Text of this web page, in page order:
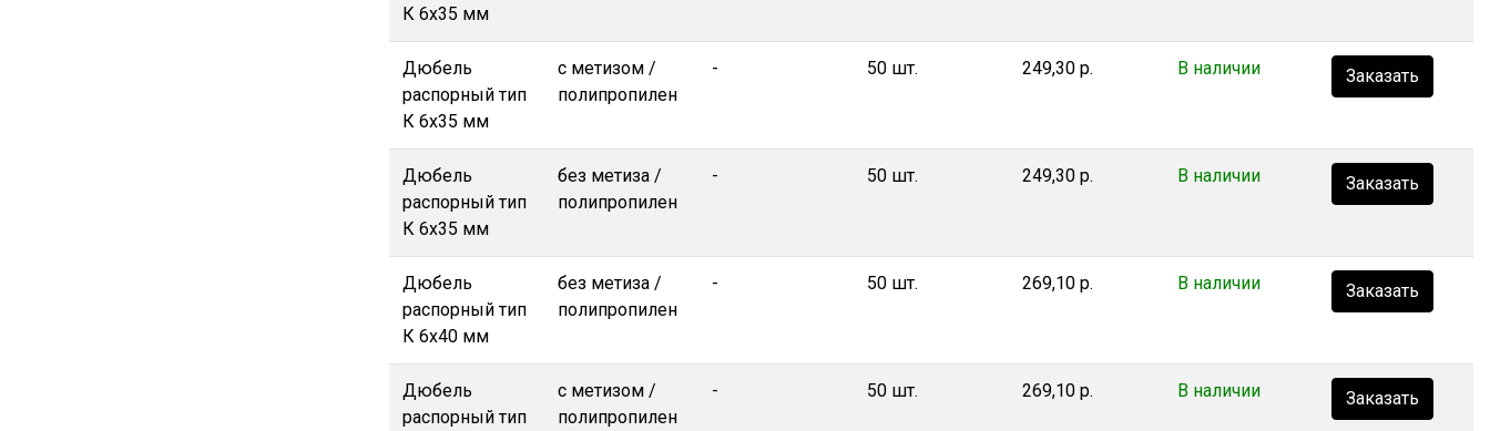
К 6х35 мм
Дюбель
распорный тип
К 6х35 мм
с метизом /
полипропилен
- 50 шт. 249,30 р. В наличии Заказать
Дюбель
распорный тип
К 6х35 мм
без метиза /
полипропилен
- 50 шт. 249,30 р. В наличии Заказать
Дюбель
распорный тип
К 6х40 мм
без метиза /
полипропилен
- 50 шт. 269,10 р. В наличии Заказать
Дюбель
распорный тип
с метизом /
полипропилен
- 50 шт. 269,10 р. В наличии Заказать